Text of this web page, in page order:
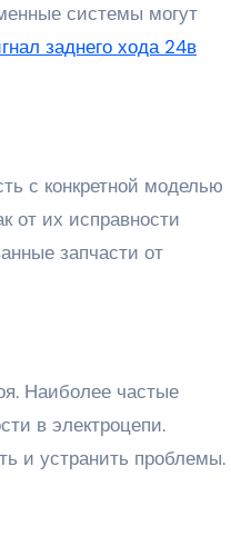
системы могут
заднего хода 24в
с конкретной моделью
от их исправности
запчасти от
Наиболее частые
в электроцепи.
и устранить проблемы.